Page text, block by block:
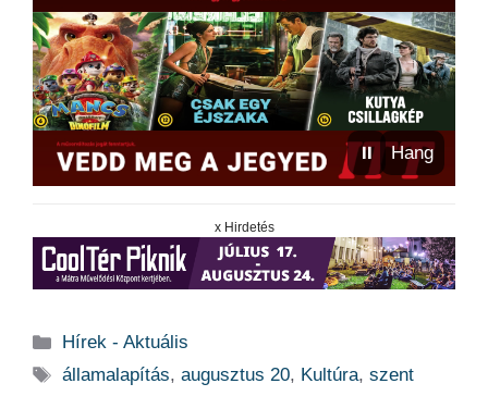
⏸ Hang
x Hirdetés
Kategória
Hírek - Aktuális
Címkék
államalapítás,augusztus 20, Kultúra,szent